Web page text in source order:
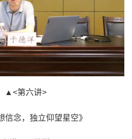
▲<第六讲>
信念，独立仰望星空》